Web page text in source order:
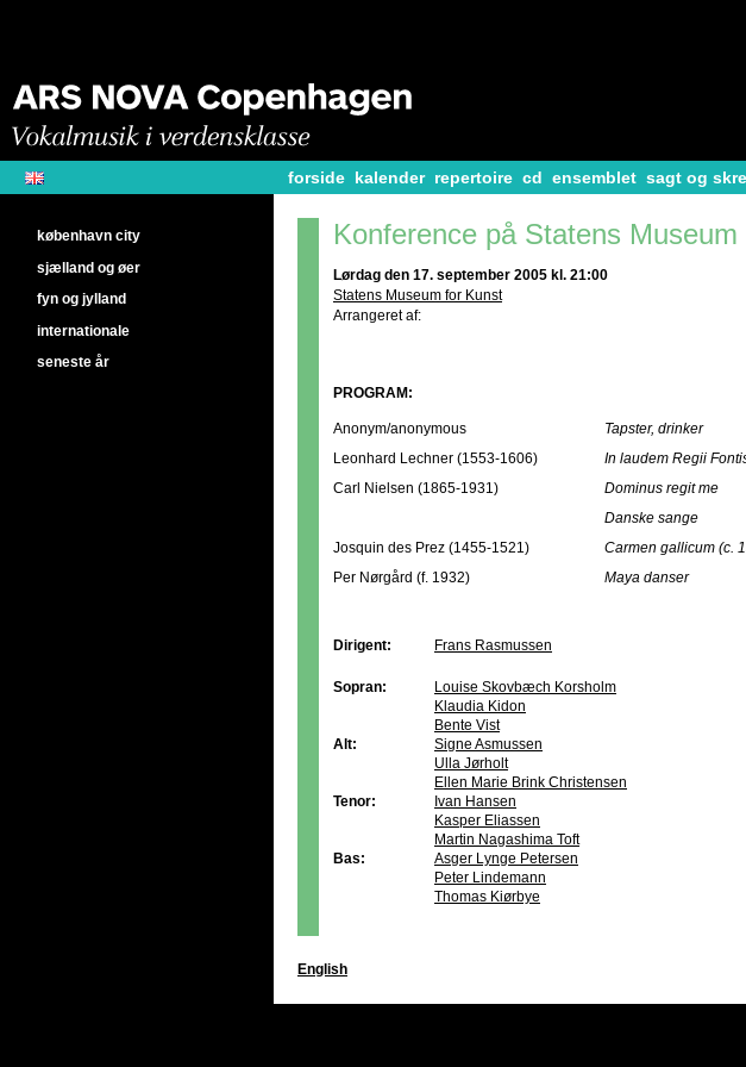
forside kalender repertoire cd ensemblet sagt og
Konference på Statens Museum
Lørdag den 17. september 2005 kl. 21:00
Statens Museum for Kunst
Arrangeret af:
PROGRAM:
Anonym/anonymous
Tapster, drinker
Leonhard Lechner (1553-1606)
In laudem Regii
Carl Nielsen (1865-1931)
Dominus regit me
Danske sange
Josquin des Prez (1455-1521)
Carmen gallicum (c.
Per Nørgård (f. 1932)
Maya danser
Dirigent: Frans Rasmussen
Sopran:
Louise Skovbæch Korsholm
Klaudia Kidon
Bente Vist
Alt:
Signe Asmussen
Ulla Jørholt
Ellen Marie Brink Christensen
Tenor:
Ivan Hansen
Kasper Eliassen
Martin Nagashima Toft
Bas:
Asger Lynge Petersen
Peter Lindemann
Thomas Kiørbye
English
københavn city
sjælland og øer
fyn og jylland
internationale
seneste år